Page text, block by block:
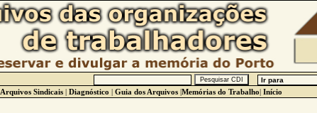
Arquivos Sindicais| Diagnóstico | Guia dos Arquivos|Memórias do Trabalho| Início